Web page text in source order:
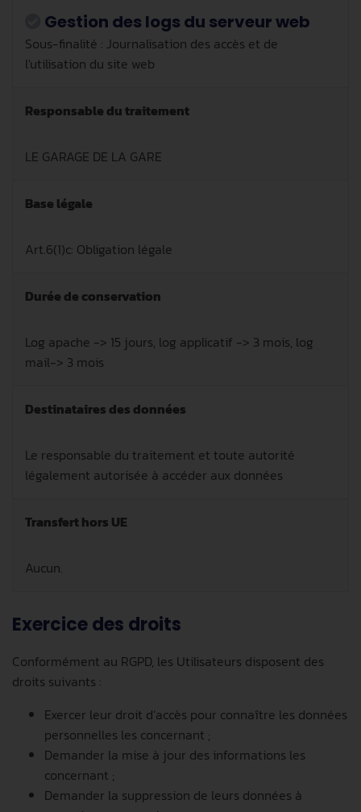
Gestion des logs du serveur web
Sous-finalité : Journalisation des accès et de
l'utilisation du site web
Responsable du traitement
LE GARAGE DE LA GARE
Base légale
Art.6(1)c: Obligation légale
Durée de conservation
Log apache -> 15 jours, log applicatif -> 3 mois, log
mail-> 3 mois
Destinataires des données
Le responsable du traitement et toute autorité
légalement autorisée à accéder aux données
Transfert hors UE
Aucun.
Exercice des droits
Conformément au RGPD, les Utilisateurs disposent des
droits suivants :
Exercer leur droit d’accès pour connaître les données
personnelles les concernant ;
Demander la mise à jour des informations les
concernant ;
Demander la suppression de leurs données à